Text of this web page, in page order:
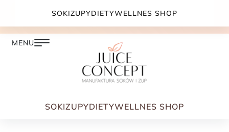
DARMOWA DOSTAWA PRZY ZAMÓWIENIU JUŻ OD
SOKIZUPYDIETYWELLNES SHOP
SOKIZUPYDIETYWELLNES SHOP